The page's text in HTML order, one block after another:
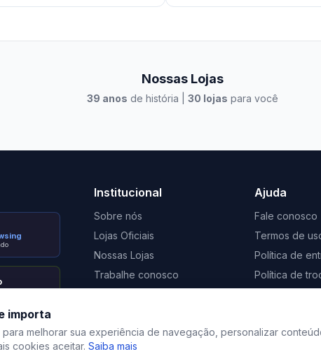
Nossas Lojas
39 anos de história | 30 lojas para você
Elevato Xangri-Lá
Institucional
Sobre nós
Lojas Oficiais
Nossas Lojas
Trabalhe conosco
Ajuda
Fale conosco
Termos de
Política de
Política de
importa
melhorar sua experiência de navegação, personalizar
cookies aceitar. Saiba mais